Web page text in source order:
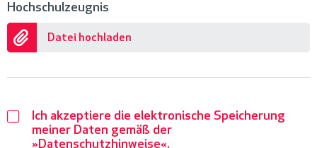
Hochschulzeugnis
Datei hochladen
Ich akzeptiere die elektronische Speicherung
meiner Daten gemäß der
Datenschutzhinweise .